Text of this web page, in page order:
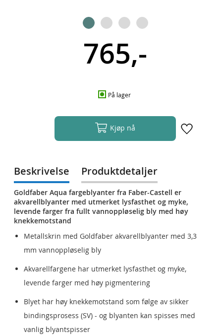
765,-
På lager
Kjøp nå
Beskrivelse
Goldfaber Aqua fargeblyanter fra Faber-Castell er
akvarellblyanter med utmerket lysfasthet og myke,
levende farger fra fullt vannoppløselig bly med høy
knekkemotstand
Metallskrin med Goldfaber akvarellblyanter med 3,3
mm vannoppløselig bly
Akvarellfargene har utmerket lysfasthet og myke,
levende farger med høy pigmentering
Blyet har høy knekkemotstand som følge av sikker
bindingsprosess (SV) - og blyanten kan spisses med
vanlig blyantspisser
Produktdetaljer